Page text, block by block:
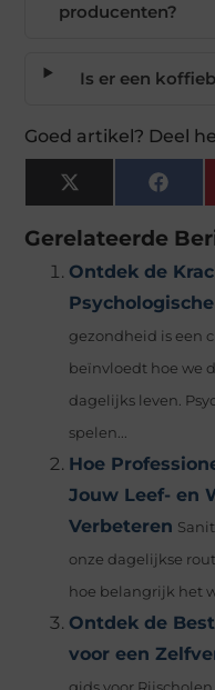
producenten?
Is er een
Goed artikel? Deel
X
(Twitter)
Gerelateerde
Ontdek de
gezondheid is een
beïnvloedt hoe we
dagelijks leven.
spelen...
Hoe
Jouw Leef- en
Verbeteren
onze dagelijkse
hoe belangrijk het
Ontdek de
voor een